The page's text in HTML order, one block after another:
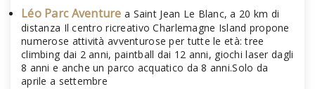
Léo Parc Aventure a Saint Jean Le Blanc, a 20 km di
distanza Il centro ricreativo Charlemagne Island propone
numerose attività avventurose per tutte le età: tree
climbing dai 2 anni, paintball dai 12 anni, giochi laser dagli
8 anni e anche un parco acquatico da 8 anni.Solo da
aprile a settembre